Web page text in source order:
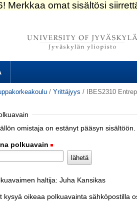
/Yrittäjyys / IBES2310
omistaja on estänyt pääsyn
polkuavain
haltija: Juha Kansikas
kysyä oikeaa polkuavainta sähköpostilla